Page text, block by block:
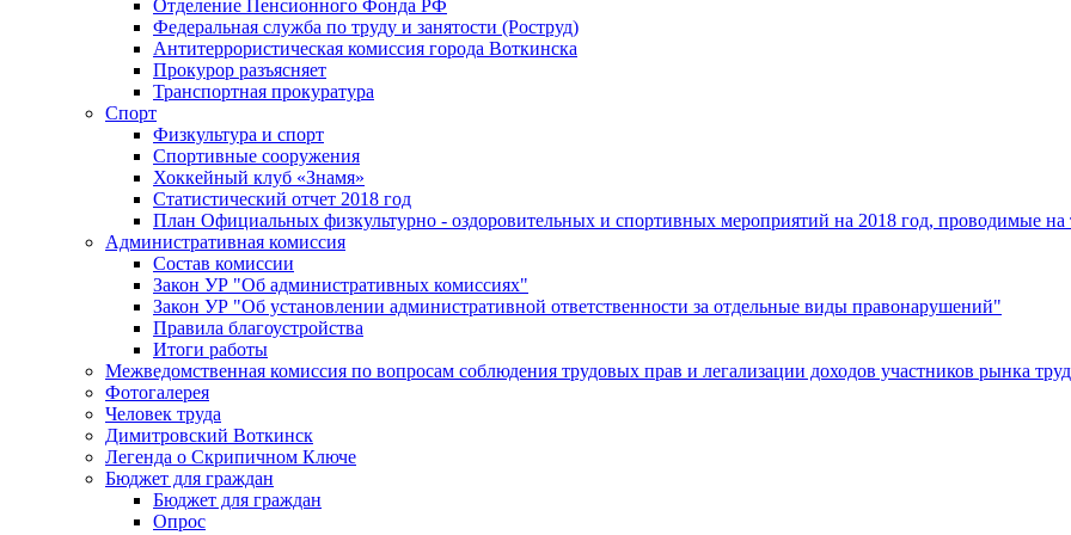
Отделение Пенсионного Фонда РФ
Федеральная служба по труду и занятости (Роструд)
Антитеррористическая комиссия города Воткинска
Прокурор разъясняет
Транспортная прокуратура
Спорт
Физкультура и спорт
Спортивные сооружения
Хоккейный клуб «Знамя»
Статистический отчет 2018 год
План Официальных физкультурно - оздоровительных и спортивных мероприятий на 2018 год, проводимые
Административная комиссия
Состав комиссии
Закон УР "Об административных комиссиях"
Закон УР "Об установлении административной ответственности за отдельные виды правонарушений"
Правила благоустройства
Итоги работы
Межведомственная комиссия по вопросам соблюдения трудовых прав и легализации доходов участников рынка
Фотогалерея
Человек труда
Димитровский Воткинск
Легенда о Скрипичном Ключе
Бюджет для граждан
Бюджет для граждан
Опрос